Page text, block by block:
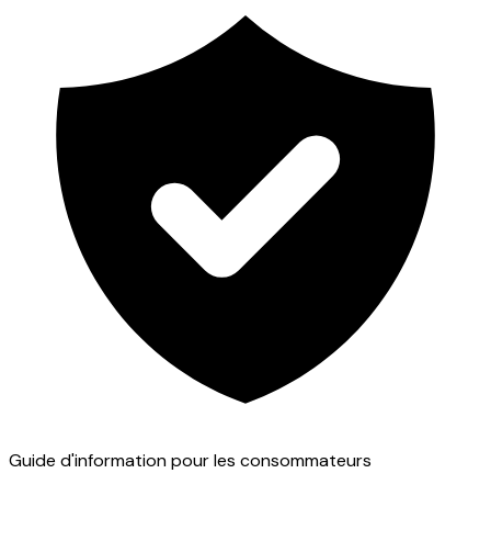
Guide d'information pour les consommateurs